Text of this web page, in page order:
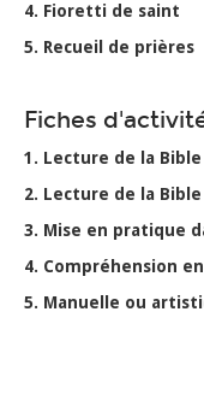
4. Fioretti de saint
5. Recueil de prières
Fiches
1. Lecture de la Bible
2. Lecture de la Bible
3. Mise en pratique
4. Compréhension
5. Manuelle ou